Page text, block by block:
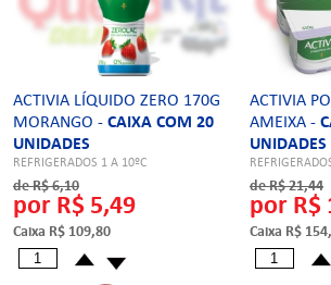
ACTIVIA LÍQUIDO ZERO 170G
MORANGO - CAIXA COM 20
UNIDADES
REFRIGERADOS 1 A 10ºC
de R$ 6,10
por R$ 5,49
Caixa R$ 109,80
ACTIVIA
AMEIXA -
UNIDADES
de R$ 21,44
por R$
Caixa R$